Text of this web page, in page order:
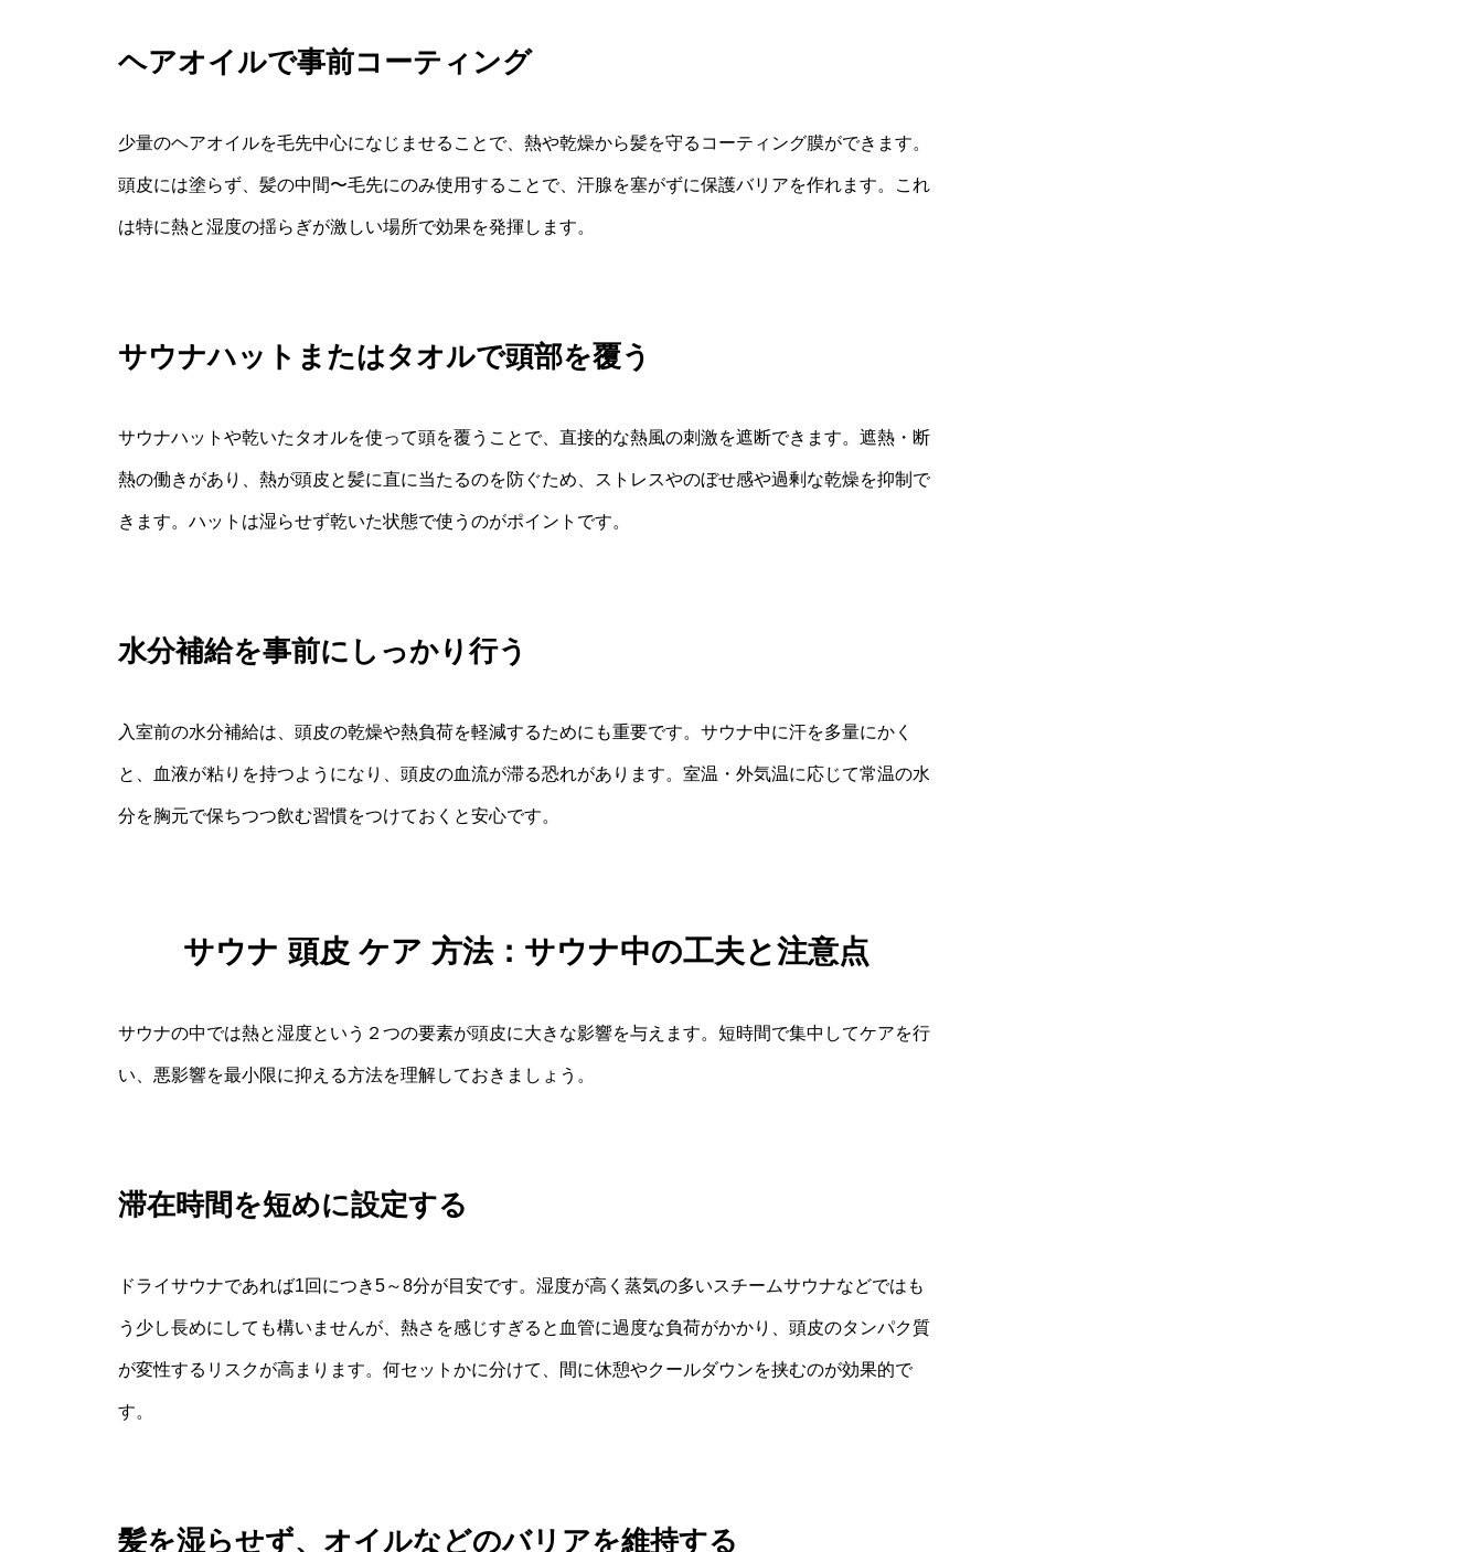
ヘアオイルで事前コーティング
少量のヘアオイルを毛先中心になじませることで、熱や乾燥から髪を守るコーティング膜ができます。
頭皮には塗らず、髪の中間〜毛先にのみ使用することで、汗腺を塞がずに保護バリアを作れます。これ
は特に熱と湿度の揺らぎが激しい場所で効果を発揮します。
サウナハットまたはタオルで頭部を覆う
サウナハットや乾いたタオルを使って頭を覆うことで、直接的な熱風の刺激を遮断できます。遮熱・断
熱の働きがあり、熱が頭皮と髪に直に当たるのを防ぐため、ストレスやのぼせ感や過剰な乾燥を抑制で
きます。ハットは湿らせず乾いた状態で使うのがポイントです。
水分補給を事前にしっかり行う
入室前の水分補給は、頭皮の乾燥や熱負荷を軽減するためにも重要です。サウナ中に汗を多量にかく
と、血液が粘りを持つようになり、頭皮の血流が滞る恐れがあります。室温・外気温に応じて常温の水
分を胸元で保ちつつ飲む習慣をつけておくと安心です。
サウナ 頭皮 ケア 方法：サウナ中の工夫と注意点
サウナの中では熱と湿度という２つの要素が頭皮に大きな影響を与えます。短時間で集中してケアを行
い、悪影響を最小限に抑える方法を理解しておきましょう。
滞在時間を短めに設定する
ドライサウナであれば1回につき5～8分が目安です。湿度が高く蒸気の多いスチームサウナなどではも
う少し長めにしても構いませんが、熱さを感じすぎると血管に過度な負荷がかかり、頭皮のタンパク質
が変性するリスクが高まります。何セットかに分けて、間に休憩やクールダウンを挟むのが効果的で
す。
髪を湿らせず、オイルなどのバリアを維持する